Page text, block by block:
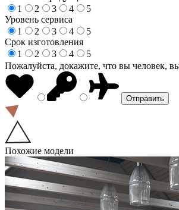
1
2 3 4
5
Уровень сервиса
1
2 3 4
5
Срок изготовления
1
2 3 4
5
Пожалуйста, докажите, что вы человек,
Похожие модели